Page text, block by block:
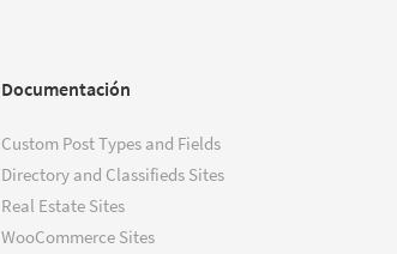
Documentación
Custom Post Types and Fields
Directory and Classifieds Sites
Real Estate Sites
WooCommerce Sites